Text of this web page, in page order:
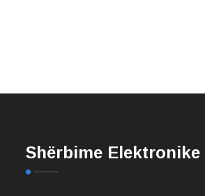
Shërbime Elektronike